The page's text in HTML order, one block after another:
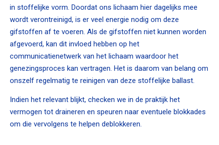
in stoffelijke vorm. Doordat ons lichaam hier dagelijks mee
wordt verontreinigd, is er veel energie nodig om deze
gifstoffen af te voeren. Als de gifstoffen niet kunnen worden
afgevoerd, kan dit invloed hebben op het
communicatienetwerk van het lichaam waardoor het
genezingsproces kan vertragen. Het is daarom van belang om
onszelf regelmatig te reinigen van deze stoffelijke ballast.
Indien het relevant blijkt, checken we in de praktijk het
vermogen tot draineren en speuren naar eventuele blokkades
om die vervolgens te helpen deblokkeren.